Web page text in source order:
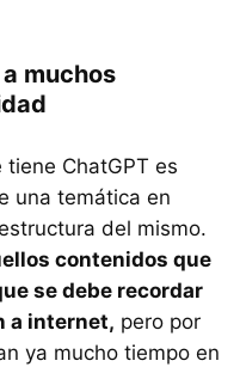
muchos
ChatGPT es
una temática en
del mismo.
contenidos que
se debe recordar
a internet, pero por
ya mucho tiempo en